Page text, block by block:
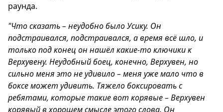
раунда.
"Что сказать – неудобно было Усику. Он
подстраивался, подстраивался, а время всё шло, и
только под конец он нашёл какие-то ключики к
Верхувену. Неудобный боец, конечно, Верхувен, но
сильно меня это не удивило – меня уже мало что в
боксе может удивить. Тяжело боксировать с
ребятами, которые такие вот корявые – Верхувен
корявый в хорошем смысле этого слова. Он